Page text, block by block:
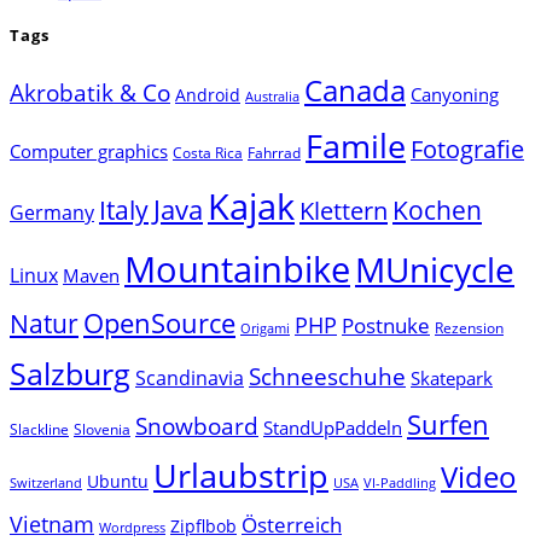
Tags
Akrobatik & Co Android Australia Canada Canyoning
Computer graphics Costa Rica Fahrrad Famile Fotografie
Germany Italy Java Kajak Klettern Kochen
Linux Maven MountainbikeMUnicycle
NaturOpenSource Origami PHP Postnuke Rezension
SalzburgScandinavia Schneeschuhe Skatepark
Slackline Slovenia Snowboard StandUpPaddeln Surfen
Switzerland Ubuntu Urlaubstrip USA VI-Paddling Video
Vietnam Wordpress Zipflbob Österreich